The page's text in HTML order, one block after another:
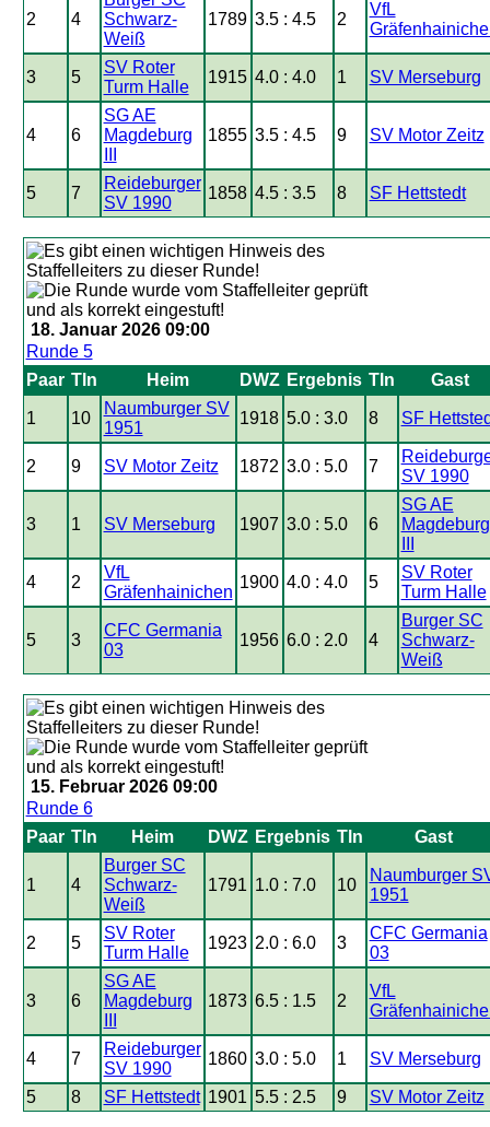
2 4
Schwarz-
Weiß
1789 3.5 : 4.5 2
VfL
3 5
SV Roter
Turm Halle
1915 4.0 : 4.0 1 SV Merseburg
4 6
SG AE
Magdeburg
1855 3.5 : 4.5 9 SV Motor Zeitz
5 7
Reideburger
SV 1990
1858 4.5 : 3.5 8 SF Hettstedt
18. Januar 2026 09:00
Runde 5
Paar Tln Heim DWZ Ergebnis Tln Gast
1 10
Naumburger SV
1951
1918 5.0 : 3.0 8 SF
2 9 SV Motor Zeitz 1872 3.0 : 5.0 7
SV 1990
3 1 SV Merseburg 1907 3.0 : 5.0 6
SG AE
Magdeburg
4 2
VfL
Gräfenhainichen
1900 4.0 : 4.0 5
SV Roter
Turm Halle
5 3
CFC Germania
03
1956 6.0 : 2.0 4
Burger SC
Schwarz-
Weiß
15. Februar 2026 09:00
Runde 6
Paar Tln Heim DWZ Ergebnis Tln Gast
1 4
Burger SC
Schwarz-
Weiß
1791 1.0 : 7.0 10
Naumburger
1951
2 5
SV Roter
Turm Halle
1923 2.0 : 6.0 3
CFC Germania
03
3 6
SG AE
Magdeburg
1873 6.5 : 1.5 2
VfL
4 7
Reideburger
SV 1990
1860 3.0 : 5.0 1 SV Merseburg
5 8 SF Hettstedt 1901 5.5 : 2.5 9 SV Motor Zeitz